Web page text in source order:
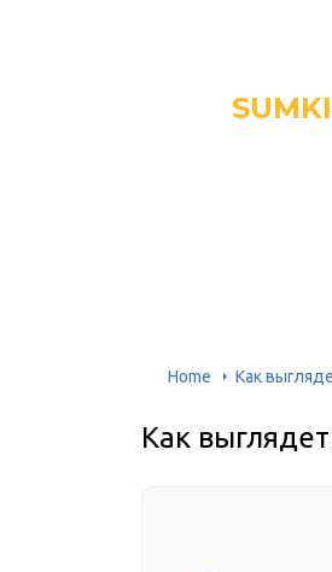
Home Как
Как